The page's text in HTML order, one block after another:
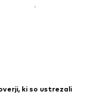
ki so ustrezali